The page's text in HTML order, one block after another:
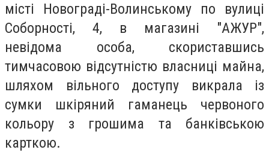
місті Новограді-Волинському по вулиці
Соборності, 4, в магазині "АЖУР",
невідома особа, скориставшись
тимчасовою відсутністю власниці майна,
шляхом вільного доступу викрала із
сумки шкіряний гаманець червоного
кольору з грошима та банківською
карткою.